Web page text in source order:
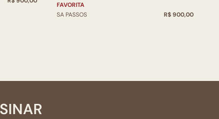
FAVORITA
SA PASSOS
R$ 900,00